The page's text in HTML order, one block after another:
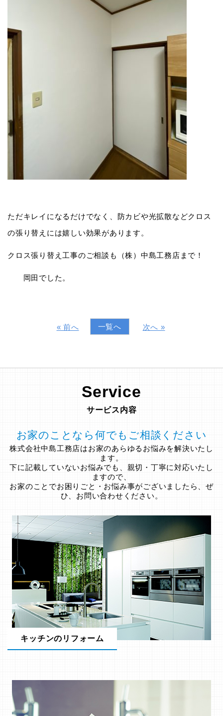
ただキレイになるだけでなく、防カビや光拡散などクロス
の張り替えには嬉しい効果があります。
クロス張り替え工事のご相談も（株）中島工務店まで！
岡田でした。
« 前へ 一覧へ 次へ »
Service
サービス内容
お家のことなら何でもご相談ください
株式会社中島工務店はお家のあらゆるお悩みを解決いたし
ます。
下に記載していないお悩みでも、親切・丁寧に対応いたし
ますので、
お家のことでお困りごと・お悩み事がございましたら、ぜ
ひ、お問い合わせください。
キッチンのリフォーム